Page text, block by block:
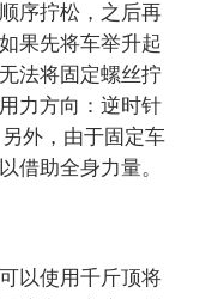
序拧松，之后再
果先将车举升起
法将固定螺丝拧
力方向：逆时针
外，由于固定车
借助全身力量。
以使用千斤顶将